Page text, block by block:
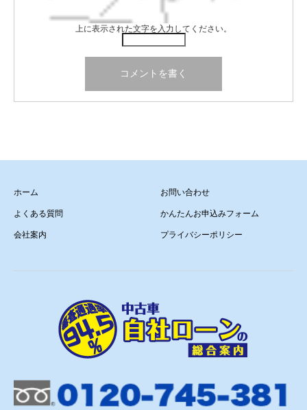
上に表示された文字を入力してください。
ホーム
よくある質問
会社案内
お問い合わせ
かんたんお申込みフォーム
プライバシーポリシー